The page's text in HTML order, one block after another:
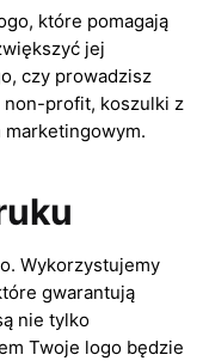
które pomagają
jej
czy prowadzisz
profit, koszulki z
Wykorzystujemy
gwarantują
nie tylko
Twoje logo będzie